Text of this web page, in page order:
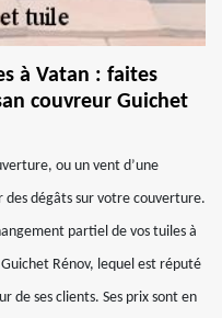
à Vatan : faites
couvreur Guichet
ou un vent d’une
dégâts sur votre couverture.
partiel de vos tuiles à
Rénov, lequel est réputé
de ses clients. Ses prix sont en